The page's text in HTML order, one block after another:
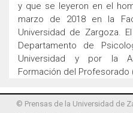
y que se leyeron en el
marzo de 2018 en la
Universidad de Zargoza.
Departamento de
Universidad y por la
Formación del Profesorado
© Prensas de la Universidad de